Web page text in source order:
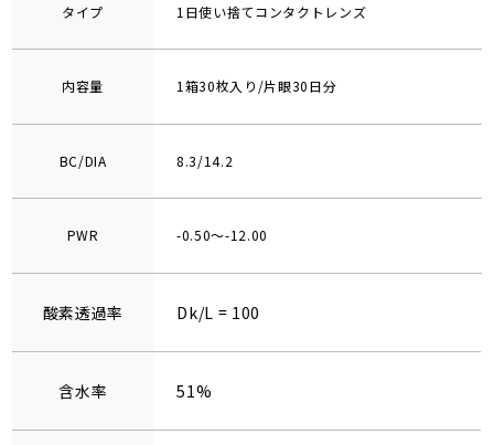
タイプ 1日使い捨てコンタクトレンズ
内容量 1箱30枚入り/片眼30日分
BC/DIA 8.3/14.2
PWR -0.50～-12.00
酸素透過率 Dk/L = 100
含水率 51%